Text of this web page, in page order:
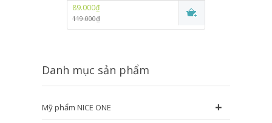
89.000₫
119.000₫
Danh mục sản phẩm
Mỹ phẩm NICE ONE +